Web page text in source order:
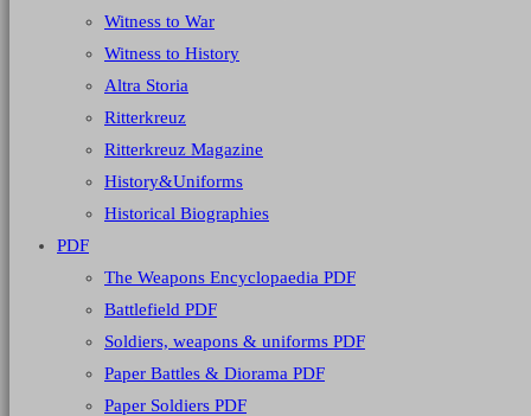
Witness to War
Witness to History
Altra Storia
Ritterkreuz
Ritterkreuz Magazine
History&Uniforms
Historical Biographies
PDF
The Weapons Encyclopaedia PDF
Battlefield PDF
Soldiers, weapons & uniforms PDF
Paper Battles & Diorama PDF
Paper Soldiers PDF